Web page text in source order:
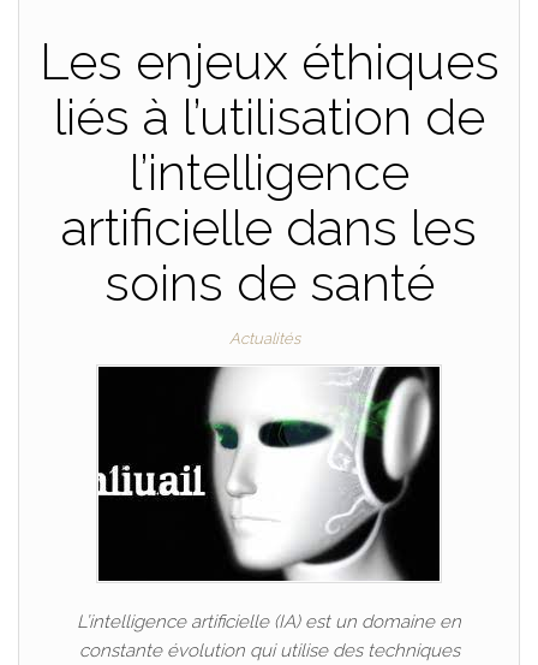
Les enjeux éthiques
liés à l’utilisation de
l’intelligence
artificielle dans les
soins de santé
Actualités
L’intelligence artificielle (IA) est un domaine en
constante évolution qui utilise des techniques